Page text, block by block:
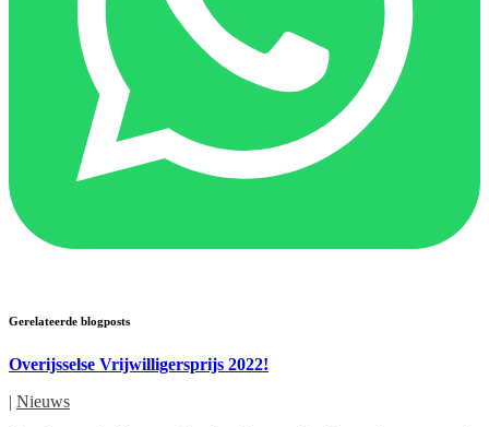
Gerelateerde blogposts
Overijsselse Vrijwilligersprijs 2022!
| Nieuws